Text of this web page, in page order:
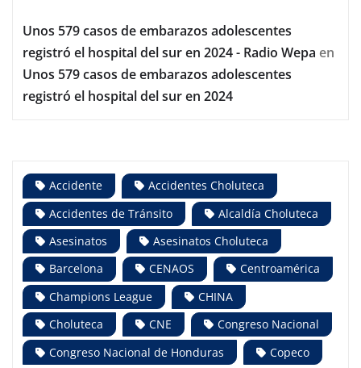
Unos 579 casos de embarazos adolescentes
registró el hospital del sur en 2024 - Radio Wepa en
Unos 579 casos de embarazos adolescentes
registró el hospital del sur en 2024
Accidente
Accidentes Choluteca
Accidentes de Tránsito
Alcaldía Choluteca
Asesinatos
Asesinatos Choluteca
Barcelona
CENAOS
Centroamérica
Champions League
CHINA
Choluteca
CNE
Congreso Nacional
Congreso Nacional de Honduras
Copeco